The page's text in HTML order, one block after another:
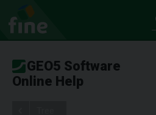
GEO5 Software
Online Help